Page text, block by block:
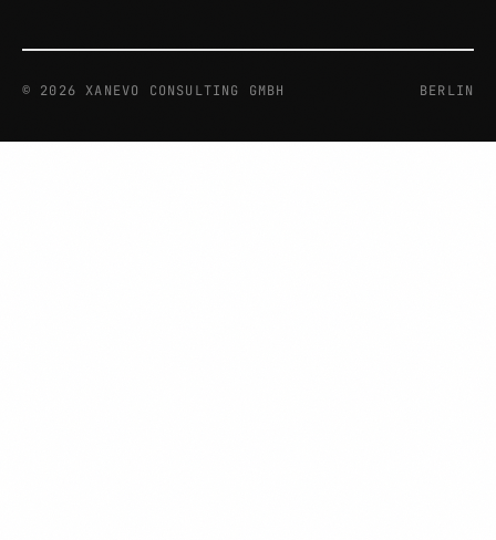
© 2026 XANEVO CONSULTING GMBH BERLIN